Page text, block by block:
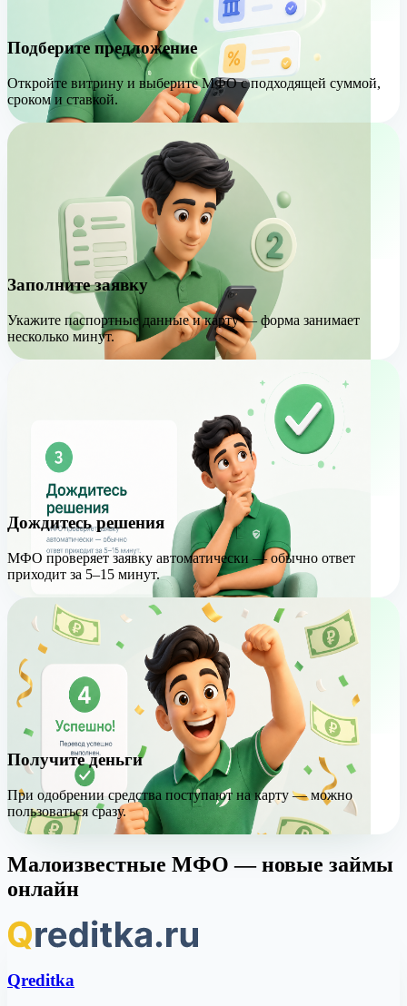
Подберите предложение
Откройте витрину и выберите МФО с подходящей суммой,
сроком и ставкой.
Заполните заявку
Укажите паспортные данные и карту — форма занимает
несколько минут.
Дождитесь решения
МФО проверяет заявку автоматически — обычно ответ
приходит за 5–15 минут.
Получите деньги
При одобрении средства поступают на карту — можно
пользоваться сразу.
Малоизвестные МФО — новые займы
онлайн
Qreditka